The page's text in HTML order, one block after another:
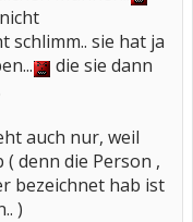
schlimm.. sie hat ja
die sie dann
auch nur, weil
denn die Person ,
bezeichnet hab ist
)